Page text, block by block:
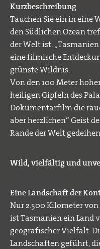
Kurzbeschreibung
Tauchen Sie ein in eine
den Südlichen Ozean
der Welt ist.
eine filmische
grünste Wildnis.
Von den 100 Meter
heiligen Gipfeln des
Dokumentarfilm die
aber herzlichen“ Geist
Rande der Welt
Wild, vielfältig und
Eine Landschaft der
Nur 2.500 Kilometer
ist Tasmanien ein Land
geografischer Vielfalt.
Landschaften geführt,